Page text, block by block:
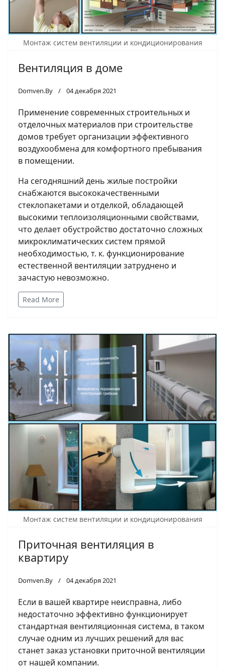
Монтаж систем вентиляции и кондиционирования
Вентиляция в доме
Domven.By 04 декабря 2021
Применение современных строительных и
отделочных материалов при строительстве
домов требует организации эффективного
воздухообмена для комфортного пребывания
в помещении.
На сегодняшний день жилые постройки
снабжаются высококачественными
стеклопакетами и отделкой, обладающей
высокими теплоизоляционными свойствами,
что делает обустройство достаточно сложных
микроклиматических систем прямой
необходимостью, т. к. функционирование
естественной вентиляции затруднено и
зачастую невозможно.
Read More
Монтаж систем вентиляции и кондиционирования
Приточная вентиляция в
квартиру
Domven.By 04 декабря 2021
Если в вашей квартире неисправна, либо
недостаточно эффективно функционирует
стандартная вентиляционная система, в таком
случае одним из лучших решений для вас
станет заказ установки приточной вентиляции
от нашей компании.